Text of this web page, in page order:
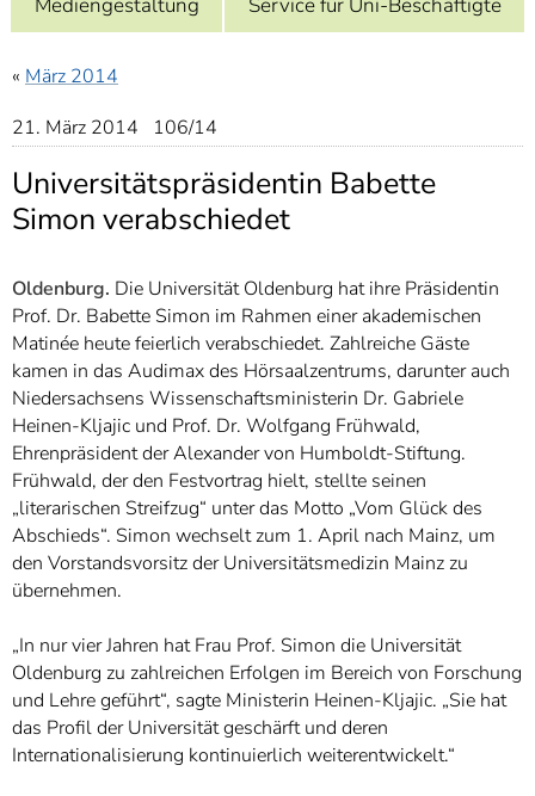
7]
Informationen zur
« März 2014
21. März 2014 106/14
Universitätspräsidentin Babette
Simon verabschiedet
Oldenburg. Die Universität Oldenburg hat ihre Präsidentin
Prof. Dr. Babette Simon im Rahmen einer akademischen
Matinée heute feierlich verabschiedet. Zahlreiche Gäste
kamen in das Audimax des Hörsaalzentrums, darunter auch
Niedersachsens Wissenschaftsministerin Dr. Gabriele
Heinen-Kljajic und Prof. Dr. Wolfgang Frühwald,
Ehrenpräsident der Alexander von Humboldt-Stiftung.
Frühwald, der den Festvortrag hielt, stellte seinen
„literarischen Streifzug“ unter das Motto „Vom Glück des
Abschieds“. Simon wechselt zum 1. April nach Mainz, um
den Vorstandsvorsitz der Universitätsmedizin Mainz zu
übernehmen.
„In nur vier Jahren hat Frau Prof. Simon die Universität
Oldenburg zu zahlreichen Erfolgen im Bereich von Forschung
und Lehre geführt“, sagte Ministerin Heinen-Kljajic. „Sie hat
das Profil der Universität geschärft und deren
Internationalisierung kontinuierlich weiterentwickelt.“